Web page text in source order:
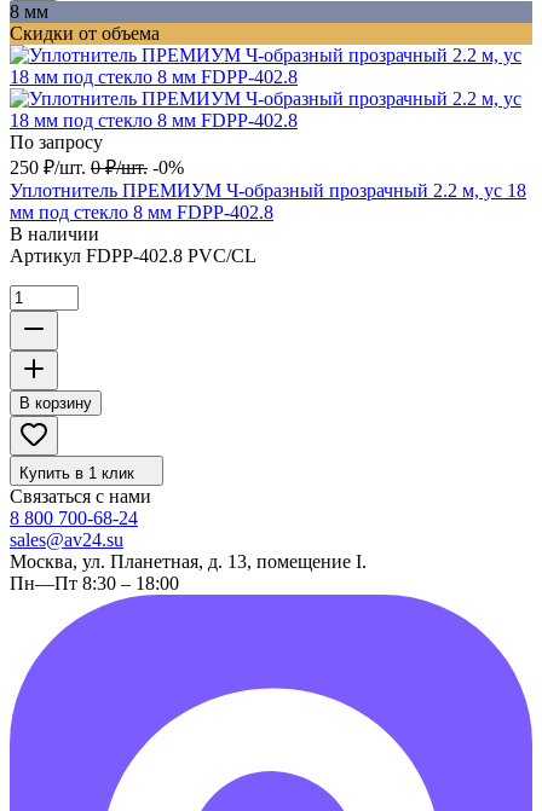
8 мм
Скидки от объема
По запросу
250 ₽/шт. 0 ₽/шт. -0%
Уплотнитель ПРЕМИУМ Ч-образный прозрачный 2.2 м, ус 18
мм под стекло 8 мм FDPP-402.8
В наличии
Артикул FDPP-402.8 PVC/CL
В корзину
Купить в 1 клик
Связаться с нами
8 800 700-68-24
sales@av24.su
Москва, ул. Планетная, д. 13, помещение I.
Пн—Пт 8:30 – 18:00